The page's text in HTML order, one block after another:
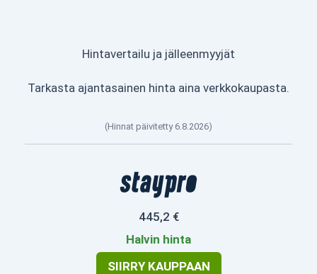
Hintavertailu ja jälleenmyyjät
Tarkasta ajantasainen hinta aina verkkokaupasta.
(Hinnat päivitetty 6.8.2026)
445,2 €
Halvin hinta
SIIRRY KAUPPAAN